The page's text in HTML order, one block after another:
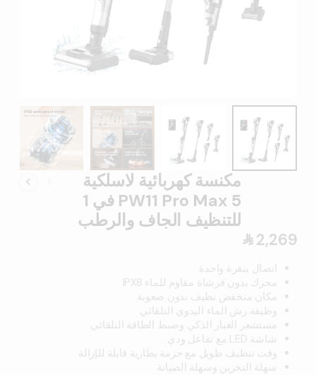
مكنسة كهربائية لاسلكية
PW11 Pro Max 5 في 1
للتنظيف الجاف والرطب
󿿼2,269
اتصال بنقرة واحدة
محرك بدون فرشاة مقاوم للماء IPX8
مكان منخفض نظيف بدون صعوبة
وظيفة رش الماء اليدوي التلقائي
مستشعر الغبار الذكي وضبط الطاقة التلقائي
شاشة LED مع تفاعل ودي
وقت تنظيف طويل مع حزمة بطارية قابلة للإزالة
سهلة التخزين وسهلة الصيانة